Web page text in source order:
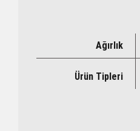
Ağırlık
Ürün Tipleri